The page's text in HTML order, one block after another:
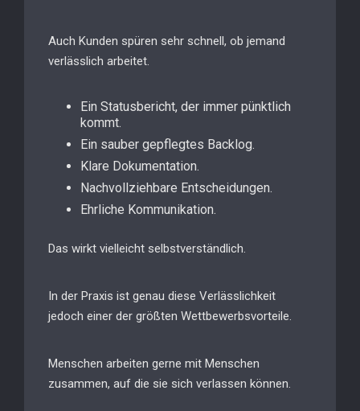
Auch Kunden spüren sehr schnell, ob jemand
verlässlich arbeitet.
Ein Statusbericht, der immer pünktlich
kommt.
Ein sauber gepflegtes Backlog.
Klare Dokumentation.
Nachvollziehbare Entscheidungen.
Ehrliche Kommunikation.
Das wirkt vielleicht selbstverständlich.
In der Praxis ist genau diese Verlässlichkeit
jedoch einer der größten Wettbewerbsvorteile.
Menschen arbeiten gerne mit Menschen
zusammen, auf die sie sich verlassen können.